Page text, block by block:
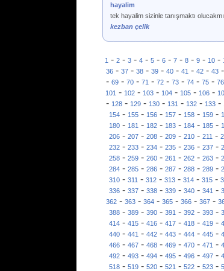
hayalim
tek hayalim sizinle tanışmaktı
kezban çelik
1- 2- 3- 4- 5- 6- 7- 8- 9- 10-
36- 37- 38- 39- 40- 41- 42- 43-
- 69 - 70 - 71 - 72 - 73 - 74 - 75 - 76
101 - 102 - 103 - 104 - 105 - 106 -
- 128 - 129 - 130 - 131 - 132 - 133 -
154- 155- 156- 157- 158- 159-
180- 181- 182- 183- 184- 185-
206 - 207 - 208 - 209 - 210 - 211 -
232- 233- 234- 235- 236- 237-
258- 259- 260- 261- 262- 263-
284- 285- 286- 287- 288- 289-
310 - 311 - 312 - 313 - 314 - 315 -
336- 337- 338- 339- 340- 341-
362 - 363 - 364 - 365 - 366 - 367 -
388 - 389 - 390 - 391 - 392 - 393 -
414- 415- 416- 417- 418- 419-
440- 441- 442- 443- 444- 445-
466- 467- 468- 469- 470- 471-
492 - 493 - 494 - 495 - 496 - 497 -
518- 519- 520- 521- 522- 523-